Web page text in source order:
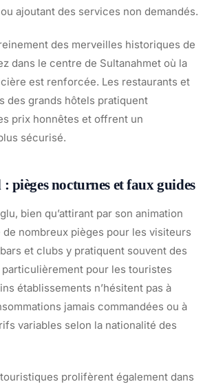
ajoutant des services non demandés.
des merveilles historiques de
dans le centre de Sultanahmet où la
est renforcée. Les restaurants et
des grands hôtels pratiquent
prix honnêtes et offrent un
sécurisé.
pièges nocturnes et faux guides
bien qu’attirant par son animation
nombreux pièges pour les visiteurs
et clubs y pratiquent souvent des
pour les touristes
établissements n’hésitent pas à
jamais commandées ou à
variables selon la nationalité des
prolifèrent également dans